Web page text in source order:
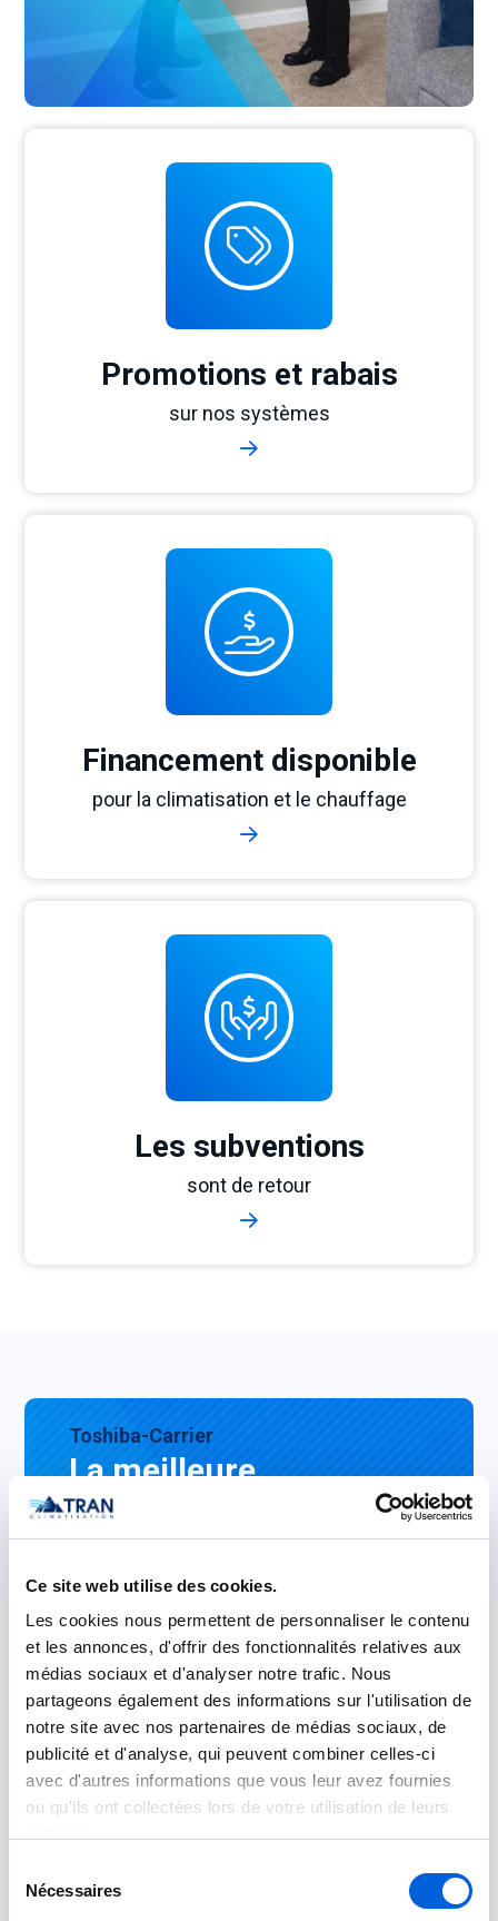
Ce site web utilise des cookies.
Les cookies nous permettent de personnaliser le contenu
et les annonces, d'offrir des fonctionnalités relatives aux
médias sociaux et d'analyser notre trafic. Nous
partageons également des informations sur l'utilisation de
notre site avec nos partenaires de médias sociaux, de
publicité et d'analyse, qui peuvent combiner celles-ci
avec d'autres informations que vous leur avez fournies
ou qu'ils ont collectées lors de votre utilisation de leurs
Nécessaires
Promotions et rabais
sur nos systèmes
Financement disponible
pour la climatisation et le chauffage
Les subventions
sont de retour
Toshiba-Carrier
La meilleure
technologie
à votre service